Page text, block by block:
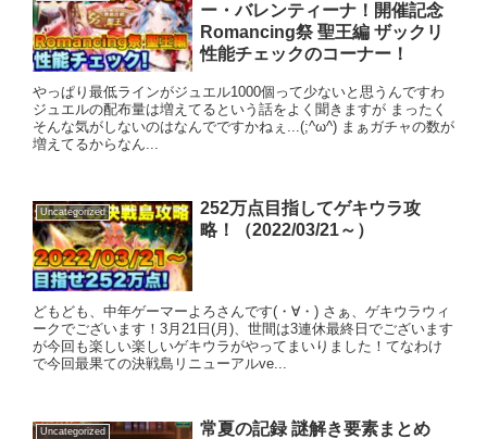
ー・バレンティーナ！開催記念
Romancing祭 聖王編 ザックリ
性能チェックのコーナー！
やっぱり最低ラインがジュエル1000個って少ないと思うんですわ
ジュエルの配布量は増えてるという話をよく聞きますが まったく
そんな気がしないのはなんでですかねぇ...(;^ω^) まぁガチャの数が
増えてるからなん...
Uncategorized
252万点目指してゲキウラ攻
略！（2022/03/21～）
どもども、中年ゲーマーよろさんです(・∀・) さぁ、ゲキウラウィ
ークでございます！3月21日(月)、世間は3連休最終日でございます
が今回も楽しい楽しいゲキウラがやってまいりました！てなわけ
で今回最果ての決戦島リニューアルve...
Uncategorized 常夏の記録 謎解き要素まとめ